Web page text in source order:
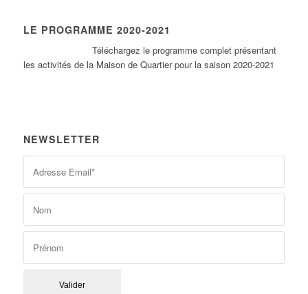
LE PROGRAMME 2020-2021
Téléchargez le programme complet présentant
les activités de la Maison de Quartier pour la saison 2020-2021
NEWSLETTER